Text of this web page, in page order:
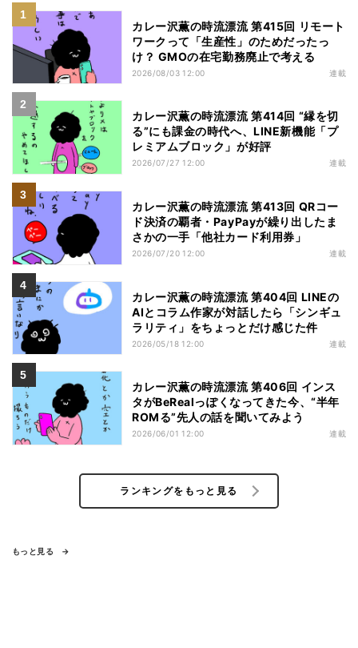
カレー沢薫の時流漂流 第415回 リモート
ワークって「生産性」のためだったっ
け？ GMOの在宅勤務廃止で考える
2026/08/03 12:00 連載
カレー沢薫の時流漂流 第414回 “縁を切
る”にも課金の時代へ、LINE新機能「プ
レミアムブロック」が好評
2026/07/27 12:00 連載
カレー沢薫の時流漂流 第413回 QRコー
ド決済の覇者・PayPayが繰り出したま
さかの一手「他社カード利用券」
2026/07/20 12:00 連載
カレー沢薫の時流漂流 第404回 LINEの
AIとコラム作家が対話したら「シンギュ
ラリティ」をちょっとだけ感じた件
2026/05/18 12:00 連載
カレー沢薫の時流漂流 第406回 インス
タがBeRealっぽくなってきた今、“半年
ROMる”先人の話を聞いてみよう
2026/06/01 12:00 連載
ランキングをもっと見る
もっと見る